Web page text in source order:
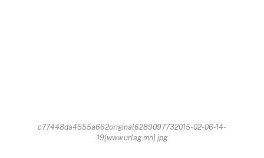
c77448da4555a662original6289097732015-02-06-14-
19[www.urlag.mn].jpg